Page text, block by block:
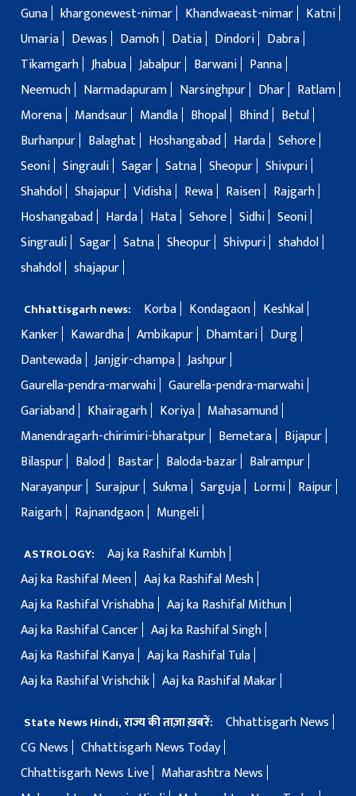
Guna khargonewest-nimar Khandwaeast-nimar
Katni
Umaria
Dewas Damoh Datia Dindori
Dabra
Tikamgarh Jhabua Jabalpur Barwani
Panna
Neemuch
Narmadapuram Narsinghpur Dhar
Ratlam
Morena
Mandsaur Mandla Bhopal Bhind
Betul
Burhanpur
Balaghat Hoshangabad Harda Sehore
Seoni Singrauli Sagar Satna Sheopur Shivpuri
Shahdol Shajapur Vidisha Rewa Raisen
Rajgarh
Hoshangabad
Harda Hata Sehore Sidhi Seoni
Singrauli Sagar Satna Sheopur Shivpuri shahdol
shahdol shajapur
Chhattisgarh news: Korba Kondagaon
Keshkal
Kanker
Kawardha Ambikapur Dhamtari
Durg
Dantewada Janjgir-champa Jashpur
Gaurella-pendra-marwahi Gaurella-pendra-marwahi
Gariaband
Khairagarh Koriya
Mahasamund
Manendragarh-chirimiri-bharatpur
Bemetara
Bijapur
Bilaspur
Balod Bastar Baloda-bazar
Balrampur
Narayanpur Surajpur Sukma Sarguja Lormi
Raipur
Raigarh
Rajnandgaon Mungeli
ASTROLOGY:
Aaj ka Rashifal Kumbh
Aaj ka Rashifal Meen Aaj ka Rashifal Mesh
Aaj ka Rashifal Vrishabha Aaj ka Rashifal Mithun
Aaj ka Rashifal Cancer Aaj ka Rashifal Singh
Aaj ka Rashifal Kanya Aaj ka Rashifal Tula
Aaj ka Rashifal Vrishchik Aaj ka Rashifal Makar
State News Hindi, राज्य की ताज़ा ख़बरें:
Chhattisgarh News
CG News
Chhattisgarh News Today
Chhattisgarh News Live
Maharashtra News